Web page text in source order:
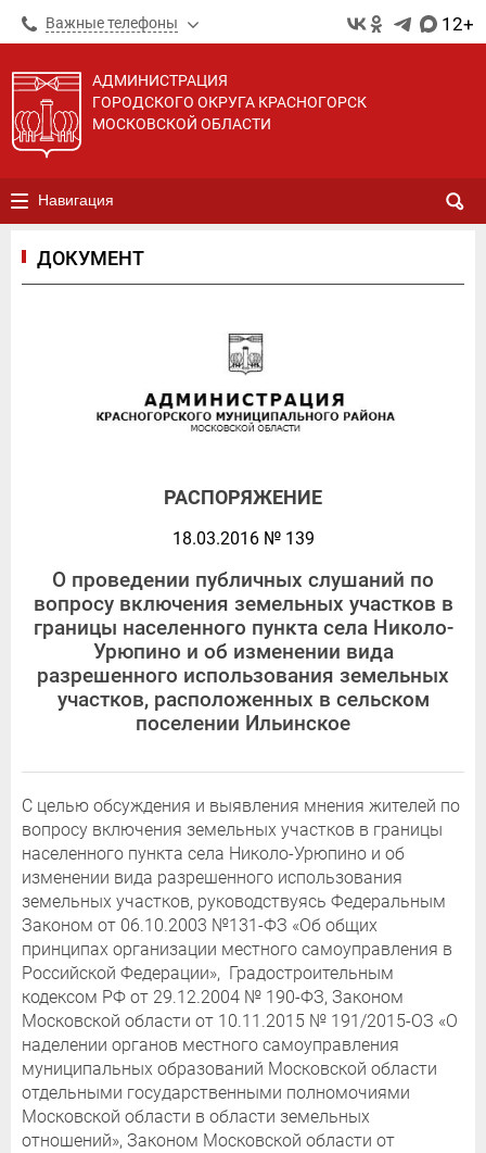
Важные телефоны 12+
АДМИНИСТРАЦИЯ
ГОРОДСКОГО ОКРУГА КРАСНОГОРСК
МОСКОВСКОЙ ОБЛАСТИ
Навигация
ДОКУМЕНТ
РАСПОРЯЖЕНИЕ
18.03.2016 № 139
О проведении публичных слушаний по
вопросу включения земельных участков в
границы населенного пункта села Николо-
Урюпино и об изменении вида
разрешенного использования земельных
участков, расположенных в сельском
поселении Ильинское
С целью обсуждения и выявления мнения жителей по
вопросу включения земельных участков в границы
населенного пункта села Николо-Урюпино и об
изменении вида разрешенного использования
земельных участков, руководствуясь Федеральным
Законом от 06.10.2003 №131-ФЗ «Об общих
принципах организации местного самоуправления в
Российской Федерации», Градостроительным
кодексом РФ от 29.12.2004 № 190-ФЗ, Законом
Московской области от 10.11.2015 № 191/2015-ОЗ «О
наделении органов местного самоуправления
муниципальных образований Московской области
отдельными государственными полномочиями
Московской области в области земельных
отношений», Законом Московской области от